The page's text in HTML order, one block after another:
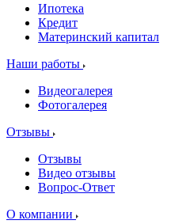
Ипотека
Кредит
Материнский капитал
Наши работы
Видеогалерея
Фотогалерея
Отзывы
Отзывы
Видео отзывы
Вопрос-Ответ
О компании